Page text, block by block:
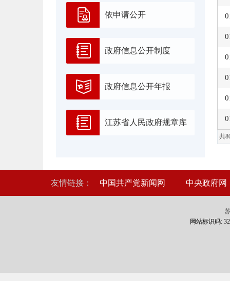
依申请公开
政府信息公开制度
政府信息公开年报
江苏省人民政府规章库
共
友情链接： 中国共产党新闻网 中央政府网
网站标识码: